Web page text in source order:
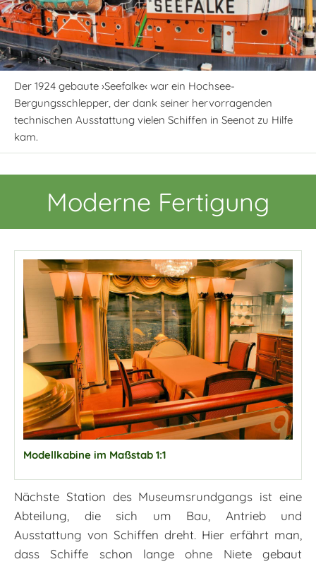
Der 1924 gebaute ›Seefalke‹ war ein Hochsee-
Bergungsschlepper, der dank seiner hervorragenden
technischen Ausstattung vielen Schiffen in Seenot zu Hilfe
kam.
Moderne Fertigung
Modellkabine im Maßstab 1:1
Nächste Station des Museumsrundgangs ist eine
Abteilung, die sich um Bau, Antrieb und
Ausstattung von Schiffen dreht. Hier erfährt man,
dass Schiffe schon lange ohne Niete gebaut